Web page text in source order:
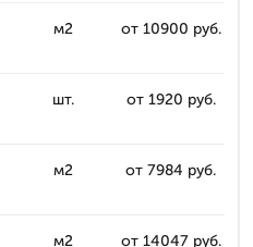
м2 от 10900 руб.
шт. от 1920 руб.
м2 от 7984 руб.
м2 от 14047 руб.